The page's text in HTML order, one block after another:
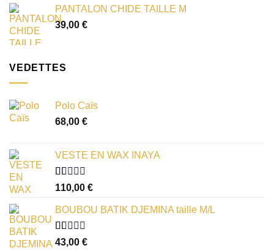
PANTALON CHIDE TAILLE M
39,00 €
VEDETTES
Polo Caïs
68,00 €
VESTE EN WAX INAYA
Note
sur
5
110,00 €
BOUBOU BATIK DJEMINA taille M/L
Note
43,00 €